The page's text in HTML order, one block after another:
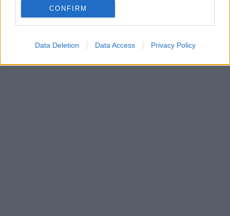
CONFIRM
Data Deletion Data Access Privacy Policy